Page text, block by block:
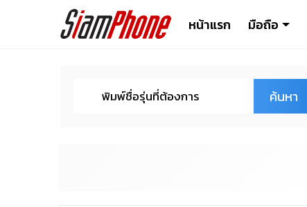
หน้าแรก มือถือ
ค้นหา